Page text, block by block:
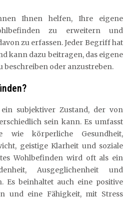
Ihnen helfen, Ihre eigene
zu erweitern und
zu erfassen. Jeder Begriff hat
kann dazu beitragen, das eigene
beschreiben oder anzustreben.
subjektiver Zustand, der von
sein kann. Es umfasst
wie körperliche Gesundheit,
geistige Klarheit und soziale
Wohlbefinden wird oft als ein
Ausgeglichenheit und
Es beinhaltet auch eine positive
und eine Fähigkeit, mit Stress